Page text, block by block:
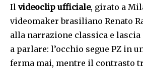
Il videoclip ufficiale, girato a
videomaker brasiliano Renato
alla narrazione classica e lascia
a parlare: l’occhio segue PZ in
ferma mai, mentre il contrasto